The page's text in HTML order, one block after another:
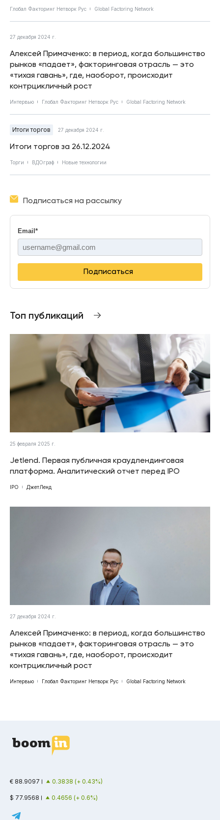
Глобал Факторинг Нетворк Рус Global Factoring Network
27 декабря 2024 г.
Алексей Примаченко: в период, когда большинство
рынков «падает», факторинговая отрасль — это
«тихая гавань», где, наоборот, происходит
контрцикличный рост
Интервью Глобал Факторинг Нетворк Рус Global Factoring Network
Итоги торгов 27 декабря 2024 г.
Итоги торгов за 26.12.2024
Торги ВДОграф Новые технологии
Подписаться на рассылку
Email *
Подписаться
Топ публикаций
25 февраля 2025 г.
Jetlend. Первая публичная краудлендинговая
платформа. Аналитический отчет перед IPO
IPO ДжетЛенд
27 декабря 2024 г.
Алексей Примаченко: в период, когда большинство
рынков «падает», факторинговая отрасль — это
«тихая гавань», где, наоборот, происходит
контрцикличный рост
Интервью Глобал Факторинг Нетворк Рус Global Factoring Network
€ 88.9097 0.3838 (+ 0.43%)
$ 77.9568 0.4656 (+ 0.6%)